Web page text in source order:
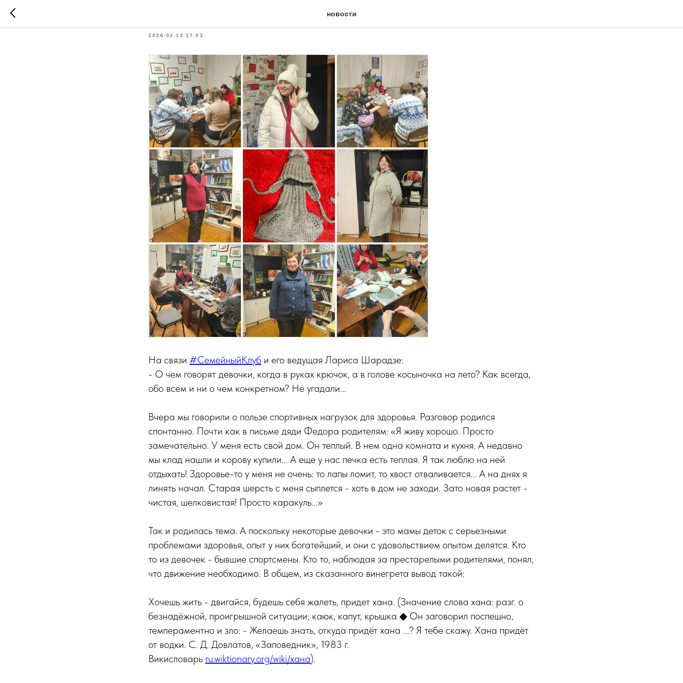
новости
На связи #СемейныйКлуб
2026-02-13 17:03
На связи #СемейныйКлуб и его ведущая Лариса Шарадзе:
- О чем говорят девочки, когда в руках крючок, а в голове косыночка на лето? Как всегда,
обо всем и ни о чем конкретном? Не угадали...
Вчера мы говорили о пользе спортивных нагрузок для здоровья. Разговор родился
спонтанно. Почти как в письме дяди Федора родителям: «Я живу хорошо. Просто
замечательно. У меня есть свой дом. Он теплый. В нем одна комната и кухня. А недавно
мы клад нашли и корову купили... А еще у нас печка есть теплая. Я так люблю на ней
отдыхать! Здоровье-то у меня не очень: то лапы ломит, то хвост отваливается... А на днях я
линять начал. Старая шерсть с меня сыплется - хоть в дом не заходи. Зато новая растет -
чистая, шелковистая! Просто каракуль...»
Так и родилась тема. А поскольку некоторые девочки - это мамы деток с серьезными
проблемами здоровья, опыт у них богатейший, и они с удовольствием опытом делятся. Кто
то из девочек - бывшие спортсмены. Кто то, наблюдая за престарелыми родителями, понял,
что движение необходимо. В общем, из сказанного винегрета вывод такой:
Хочешь жить - двигайся, будешь себя жалеть, придет хана. (Значение слова хана: разг. о
безнадёжной, проигрышной ситуации; каюк, капут, крышка ◆ Он заговорил поспешно,
темпераментно и зло: - Желаешь знать, откуда придёт хана ...? Я тебе скажу. Хана придёт
от водки. С. Д. Довлатов, «Заповедник», 1983 г.
Викисловарь ru.wiktionary.org/wiki/хана).